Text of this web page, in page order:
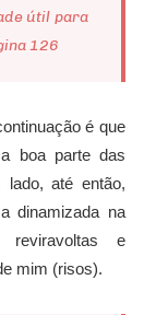
útil para
126
é que
boa parte das
lado, até então,
dinamizada na
reviravoltas e
mim (risos).